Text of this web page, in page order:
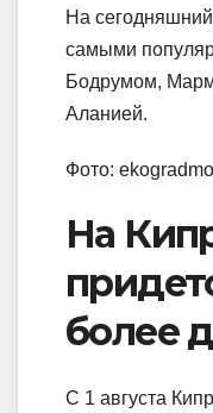
На
самыми
Бодрумом,
Аланией.
Фото:
На
более
С 1 августа